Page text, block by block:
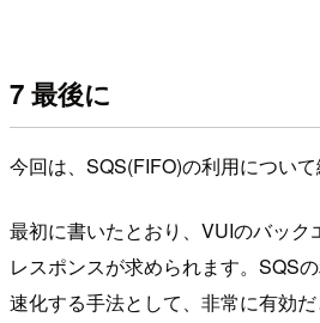
7 最後に
今回は、SQS(FIFO)の利用について
最初に書いたとおり、VUIのバック
レスポンスが求められます。SQS
速化する手法として、非常に有効